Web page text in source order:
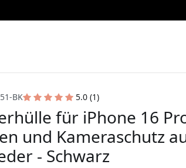
BK 5.0 (1)
für iPhone 16
und Kameraschutz
- Schwarz